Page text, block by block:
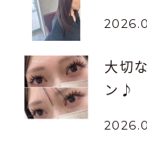
大切
ン♪